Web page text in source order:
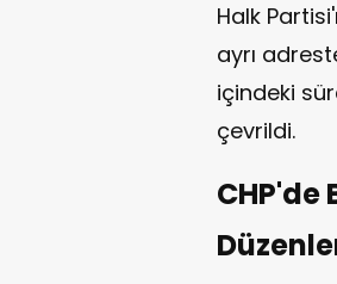
Halk
ayrı
içindeki
çevrildi.
CHP'de